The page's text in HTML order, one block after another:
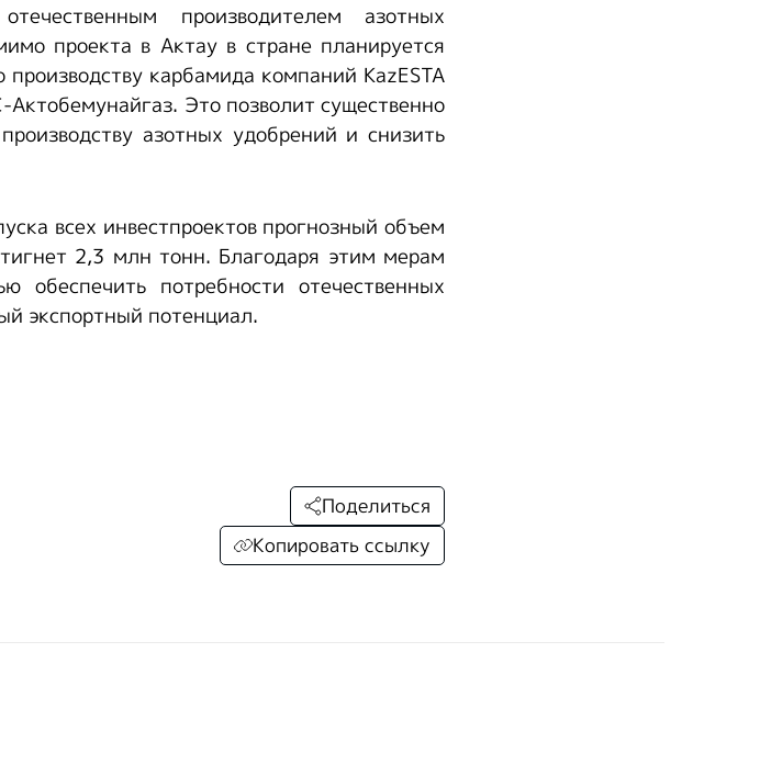
производителем азотных
проекта в Актау в стране планируется
карбамида компаний KazESTA
Это позволит существенно
азотных удобрений и снизить
всех инвестпроектов прогнозный объем
2,3 млн тонн. Благодаря этим мерам
обеспечить потребности отечественных
экспортный потенциал.
Поделиться
Копировать ссылку